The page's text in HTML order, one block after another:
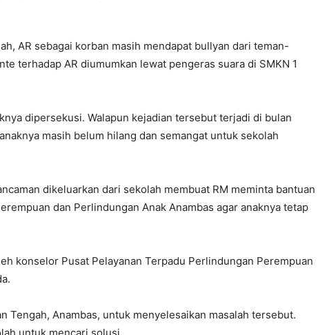
AR sebagai korban masih mendapat bullyan dari teman-
terhadap AR diumumkan lewat pengeras suara di SMKN 1
dipersekusi. Walapun kejadian tersebut terjadi di bulan
masih belum hilang dan semangat untuk sekolah
dikeluarkan dari sekolah membuat RM meminta bantuan
dan Perlindungan Anak Anambas agar anaknya tetap
konselor Pusat Pelayanan Terpadu Perlindungan Perempuan
Tengah, Anambas, untuk menyelesaikan masalah tersebut.